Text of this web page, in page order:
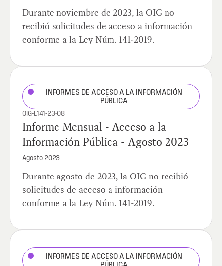
Durante noviembre de 2023, la OIG no
recibió solicitudes de acceso a información
conforme a la Ley Núm. 141-2019.
INFORMES DE ACCESO A LA INFORMACIÓN
PÚBLICA
OIG-L141-23-08
Informe Mensual - Acceso a la
Información Pública - Agosto 2023
Agosto 2023
Durante agosto de 2023, la OIG no recibió
solicitudes de acceso a información
conforme a la Ley Núm. 141-2019.
INFORMES DE ACCESO A LA INFORMACIÓN
PÚBLICA